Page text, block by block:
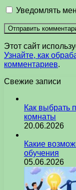
Уведомлять
Этот сайт
Узнайте, как
комментариев.
Свежие записи
Как выбрать
комнаты
20.06.2026
Какие
обучения
05.06.2026